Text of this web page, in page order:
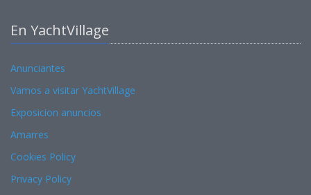
En YachtVillage
Anunciantes
Vamos a visitar YachtVillage
Exposicion anuncios
Amarres
Cookies Policy
Privacy Policy